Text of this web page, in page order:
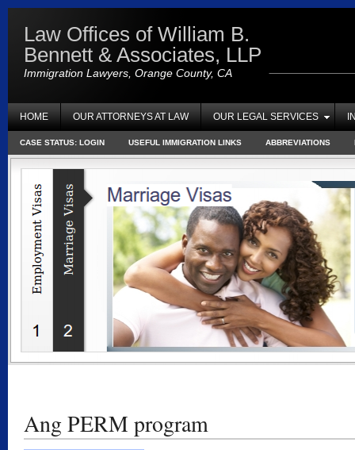
Law Offices of William B.
Bennett & Associates, LLP
Immigration Lawyers, Orange County, CA
HOME OUR ATTORNEYS AT LAW OUR LEGAL SERVICES
CASE STATUS: LOGIN USEFUL IMMIGRATION LINKS ABBREVIATIONS
Ang PERM program